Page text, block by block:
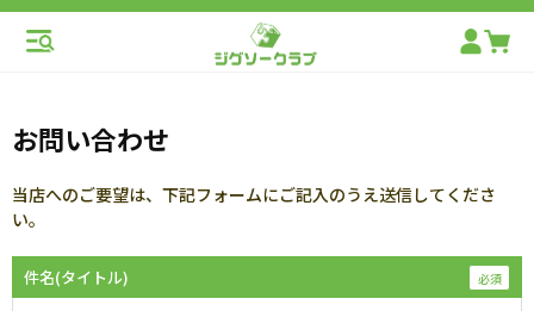
お問い合わせ
当店へのご要望は、下記フォームにご記入のうえ送信してくださ
い。
件名(タイトル)